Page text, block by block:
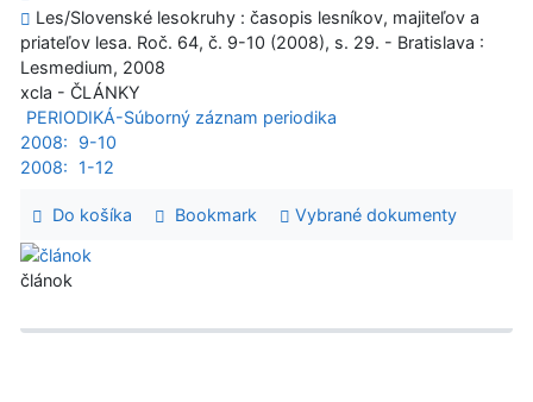
Les/Slovenské lesokruhy : časopis lesníkov, majiteľov a
priateľov lesa. Roč. 64, č. 9-10 (2008), s. 29. - Bratislava :
Lesmedium, 2008
xcla - ČLÁNKY
PERIODIKÁ-Súborný záznam periodika
2008:
9-10
2008:
1-12
Do košíka Bookmark Vybrané dokumenty
článok